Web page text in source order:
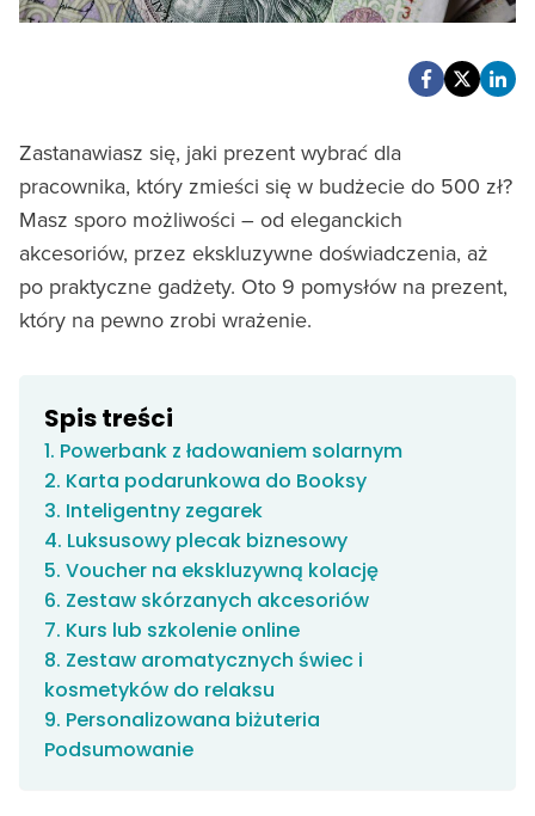
Zastanawiasz się, jaki prezent wybrać dla
pracownika, który zmieści się w budżecie do 500 zł?
Masz sporo możliwości – od eleganckich
akcesoriów, przez ekskluzywne doświadczenia, aż
po praktyczne gadżety. Oto 9 pomysłów na prezent,
który na pewno zrobi wrażenie.
Spis treści
1. Powerbank z ładowaniem solarnym
2. Karta podarunkowa do Booksy
3. Inteligentny zegarek
4. Luksusowy plecak biznesowy
5. Voucher na ekskluzywną kolację
6. Zestaw skórzanych akcesoriów
7. Kurs lub szkolenie online
8. Zestaw aromatycznych świec i
kosmetyków do relaksu
9. Personalizowana biżuteria
Podsumowanie